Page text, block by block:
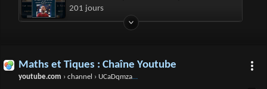
l'analyse rétrograde
201 jours
Maths et Tiques : Chaîne Youtube
youtube.com › channel › UCaDqmzanCq4ZYhdEm0Df9Qg